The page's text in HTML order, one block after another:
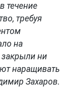
течение
требуя
на
ни
наращивать
Захаров.